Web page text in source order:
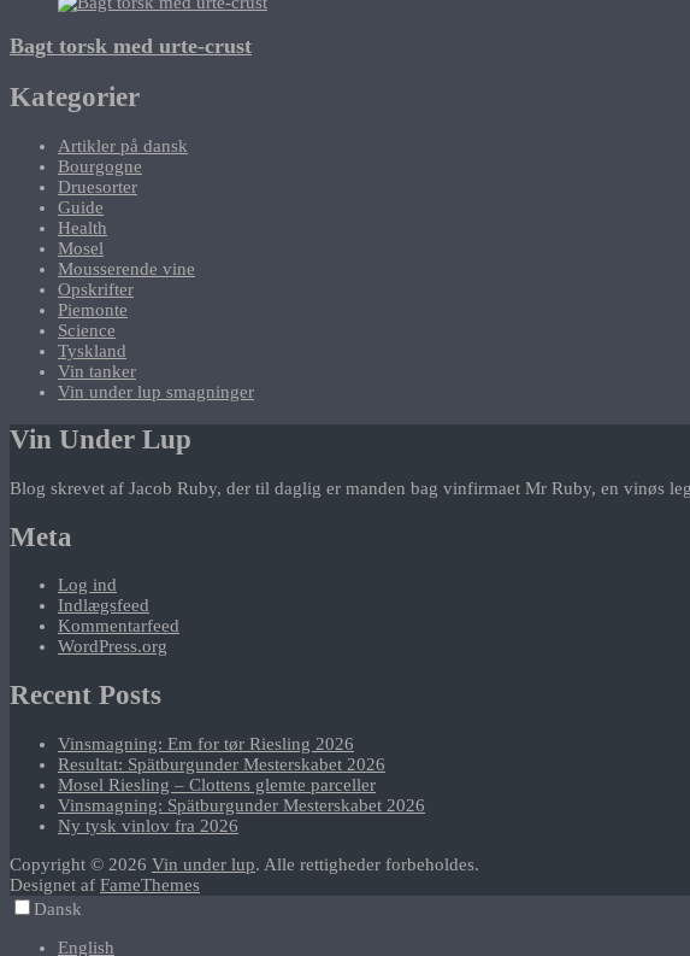
Bagt torsk med urte-crust
Kategorier
Artikler på dansk
Bourgogne
Druesorter
Guide
Health
Mosel
Mousserende vine
Opskrifter
Piemonte
Science
Tyskland
Vin tanker
Vin under lup smagninger
Vin Under Lup
Blog skrevet af Jacob Ruby, der til daglig er manden bag vinfirmaet Mr Ruby, en vinøs
Meta
Log ind
Indlægsfeed
Kommentarfeed
WordPress.org
Recent Posts
Vinsmagning: Em for tør Riesling 2026
Resultat: Spätburgunder Mesterskabet 2026
Mosel Riesling – Clottens glemte parceller
Vinsmagning: Spätburgunder Mesterskabet 2026
Ny tysk vinlov fra 2026
Copyright © 2026 Vin under lup. Alle rettigheder forbeholdes.
Designet af FameThemes
Dansk
English